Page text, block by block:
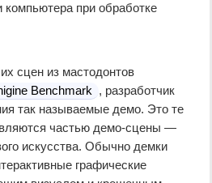
при обработке
сцен из мастодонтов
Benchmark , разработчик
так называемые демо. Это те
частью демо-сцены —
искусства. Обычно демки
графические